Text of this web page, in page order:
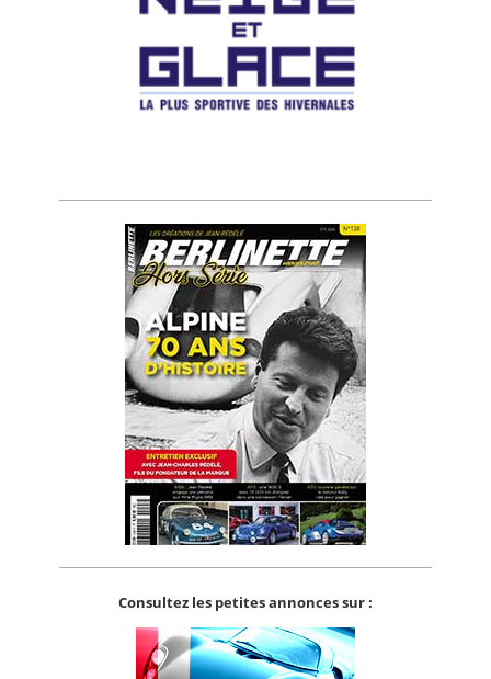
Consultez les petites annonces sur :